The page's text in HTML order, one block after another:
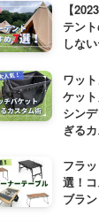
【
テン
しな
ワッ
ケッ
シン
ぎる
フラ
選！
ブラ